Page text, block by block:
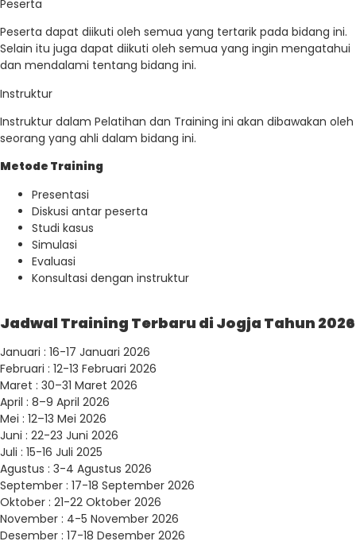
Peserta
Peserta dapat diikuti oleh semua yang tertarik pada bidang ini.
Selain itu juga dapat diikuti oleh semua yang ingin mengatahui
dan mendalami tentang bidang ini.
Instruktur
Instruktur dalam Pelatihan dan Training ini akan dibawakan oleh
seorang yang ahli dalam bidang ini.
Metode Training
Presentasi
Diskusi antar peserta
Studi kasus
Simulasi
Evaluasi
Konsultasi dengan instruktur
Jadwal Training Terbaru di Jogja Tahun 2026
Januari : 16-17 Januari 2026
Februari : 12-13 Februari 2026
Maret : 30–31 Maret 2026
April : 8–9 April 2026
Mei : 12–13 Mei 2026
Juni : 22-23 Juni 2026
Juli : 15-16 Juli 2025
Agustus : 3-4 Agustus 2026
September : 17-18 September 2026
Oktober : 21-22 Oktober 2026
November : 4-5 November 2026
Desember : 17-18 Desember 2026